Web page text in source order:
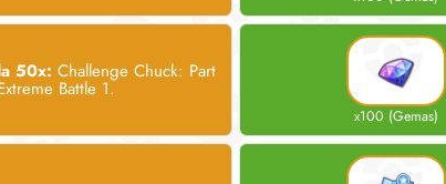
50x: Challenge Chuck: Part
Battle 1.
x100 (Gemas)